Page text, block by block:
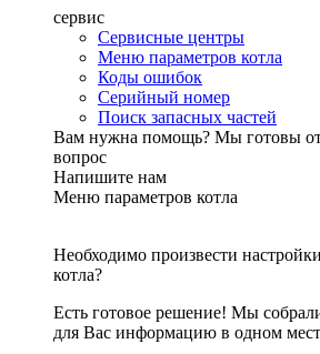
сервис
Сервисные центры
Меню параметров котла
Коды ошибок
Серийный номер
Поиск запасных частей
Вам нужна помощь? Мы готовы
вопрос
Напишите нам
Меню параметров котла
Необходимо произвести
котла?
Есть готовое решение! Мы
для Вас информацию в одном